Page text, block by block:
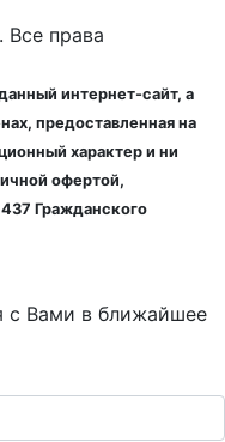
права
интернет-сайт, а
предоставленная на
характер и ни
офертой,
Гражданского
с Вами в ближайшее